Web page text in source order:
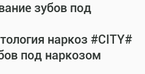
зубов под
наркоз #CITY#
под наркозом